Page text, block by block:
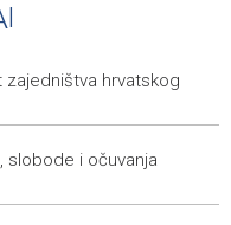
godine (ponedjeljak)
vozila na graničnim
pobjedom
zajedništva
zajedništva hrvatskog
slobode i očuvanja